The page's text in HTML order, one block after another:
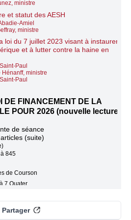
ministre
et statut des AESH
Amiel
ministre
loi du 7 juillet 2023 visant à instaurer
et à lutter contre la haine en
Paul
Hénanff, ministre
Paul
DE FINANCEMENT DE LA
POUR 2026 (nouvelle lecture)
de séance
(suite)
845
de Courson
7 Quater
Partager